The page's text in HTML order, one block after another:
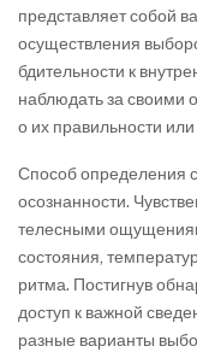
представляет собой
осуществления
бдительности к
наблюдать за своими
о их правильности
Способ определения
осознанности.
телесными
состояния,
ритма. Постигнув
доступ к важной
разные варианты